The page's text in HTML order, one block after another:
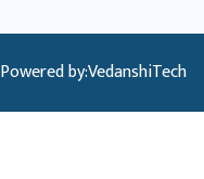
Powered by:VedanshiTech